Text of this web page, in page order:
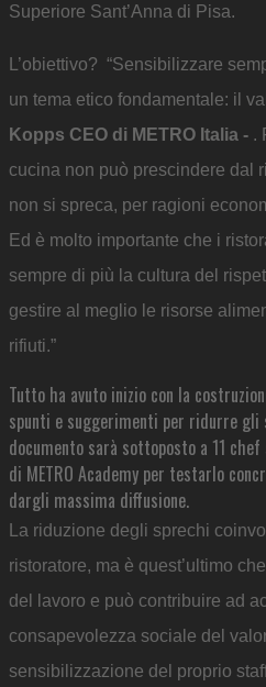
Superiore Sant’Anna di Pisa.
L’obiettivo? “Sensibilizzare
un tema etico fondamentale: il
Kopps CEO di METRO Italia - .
cucina non può prescindere dal
non si spreca, per ragioni
Ed è molto importante che i
sempre di più la cultura del
gestire al meglio le risorse
rifiuti.”
Tutto ha avuto inizio con la
spunti e suggerimenti per ridurre
documento sarà sottoposto a 11
di METRO Academy per testarlo
dargli massima diffusione.
La riduzione degli sprechi
ristoratore, ma è quest’ultimo
del lavoro e può contribuire ad
consapevolezza sociale del
sensibilizzazione del proprio